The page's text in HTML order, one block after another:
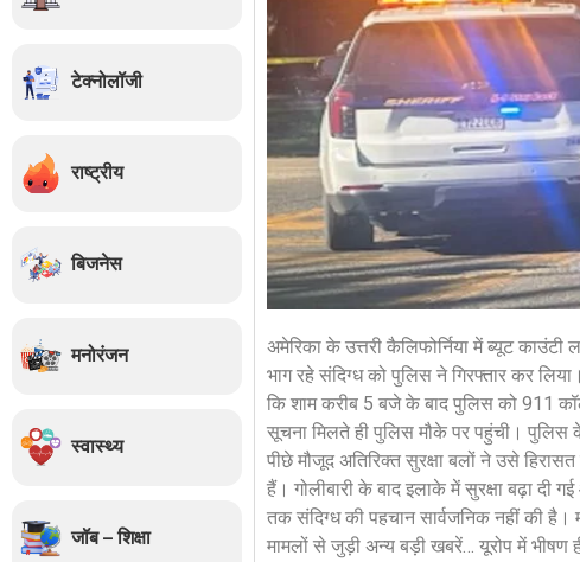
टेक्नोलॉजी
राष्ट्रीय
बिजनेस
मनोरंजन
स्वास्थ्य
जॉब – शिक्षा
अमेरिका के उत्तरी कैलिफोर्निया में ब्यूट काउंटी
भाग रहे संदिग्ध को पुलिस ने गिरफ्तार कर
कि शाम करीब 5 बजे के बाद पुलिस को 911
सूचना मिलते ही पुलिस मौके पर पहुंची। पुलिस
पीछे मौजूद अतिरिक्त सुरक्षा बलों ने उसे
हैं। गोलीबारी के बाद इलाके में सुरक्षा बढ़ा
तक संदिग्ध की पहचान सार्वजनिक नहीं की है।
मामलों से जुड़ी अन्य बड़ी खबरें… यूरोप में भीषण